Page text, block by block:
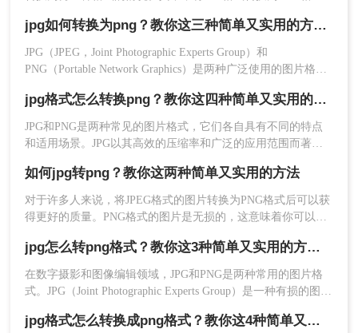
4、点击开始转换。
各有特点。JPG是一种有损压缩格式，适合保存照片等色彩丰
富的图片；而PNG是一种无损压缩格式，支持透明背景，适合
保存需要高质量和透明度的图片。那么jpg如何转png格式呢？
本文将为您介绍几种简单有效的方法，帮助您轻松将JPG格式
的图片转换为PNG格式。
jpg如何转换为png？教你这三种简单又实用的方法！
JPG（JPEG，Joint Photographic Experts Group）和
PNG（Portable Network Graphics）是两种广泛使用的图片格
支持有损压缩，能在保持较好图像质量的同时减小文件大小。
而PNG则常用于需要透明背景或无损压缩的场合。那么jpg如何
转换为png呢？，以下是一些方法和步骤。
jpg格式怎么转换png？教你这四种简单又实用的方法！
JPG和PNG是两种常见的图片格式，它们各自具有不同的特点
和适用场景。JPG以其高效的压缩率和广泛的应用范围而著
我们需要将JPG格式的图片转换为PNG格式时，可以采用多种
方法。那么jpg格式怎么转换png呢？本文将介绍三种实用的jpg
转png方法，帮助您轻松完成转换。
如何jpg转png？教你这两种简单又实用的方法
对于许多人来说，将JPEG格式的图片转换为PNG格式后可以获
得更好的质量。PNG格式的图片是无损的，这意味着你可以在
中，我们将讨论如何jpg转png。
jpg怎么转png格式？教你这3种简单又实用的方法！
在数字摄影和图像编辑领域，JPG和PNG是两种常用的图片格
式。JPG（Joint Photographic Experts Group）是一种有损的图片
PNG（Portable Network Graphics）是一种无损的图片格式，支
jpg格式怎么转换成png格式？教你这4种简单又实用的方法！